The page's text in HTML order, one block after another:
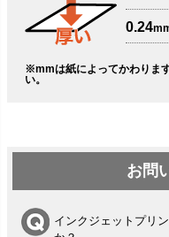
0.24
※mmは紙によってかわりま
い。
お問
インクジェットプリ